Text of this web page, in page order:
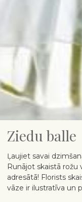
Ziedu balle
Ļaujiet savai
Runājot skaistā rožu
adresātā! Florists
vāze ir ilustratīva un